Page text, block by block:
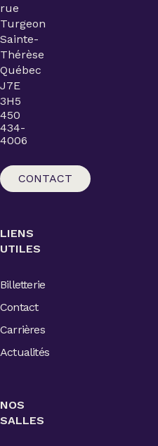
rue
Turgeon
Sainte-
Thérèse
Québec
J7E
3H5
450
434-
4006
CONTACT
LIENS
UTILES
Billetterie
Contact
Carrières
Actualités
NOS
SALLES